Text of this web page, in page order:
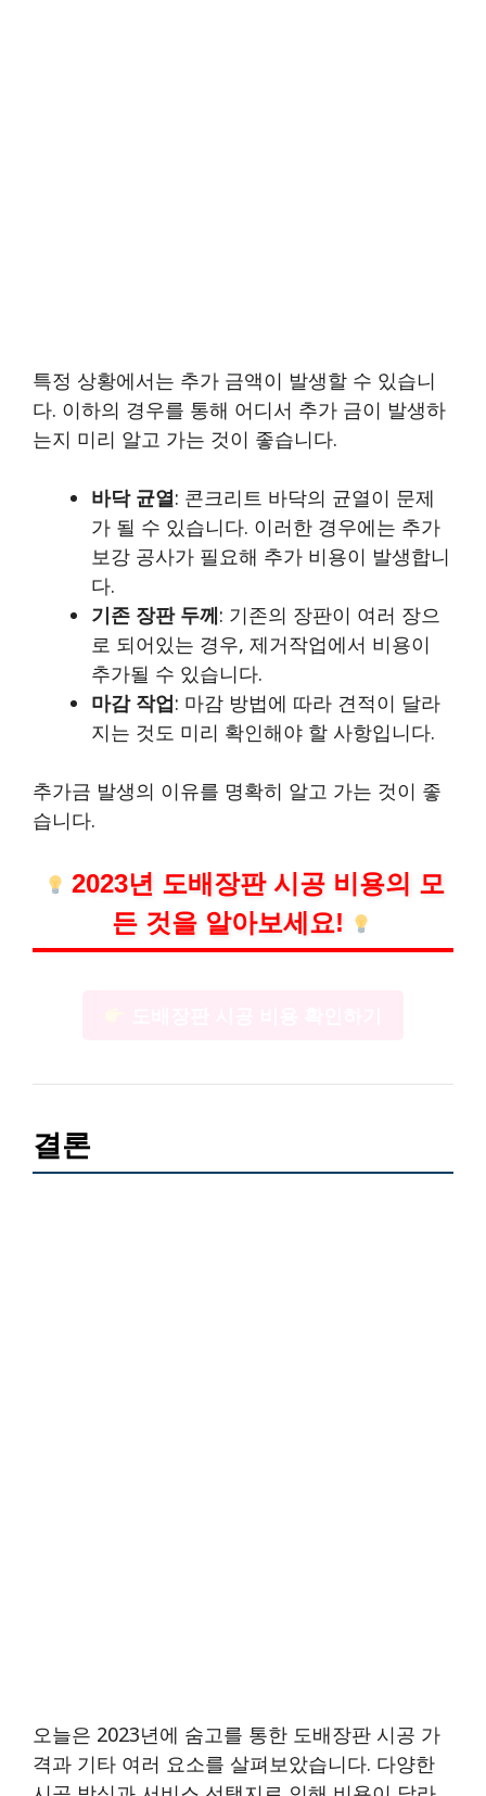
특정 상황에서는 추가 금액이 발생할 수 있습니
다. 이하의 경우를 통해 어디서 추가 금이 발생하
는지 미리 알고 가는 것이 좋습니다.
바닥 균열: 콘크리트 바닥의 균열이 문제
가 될 수 있습니다. 이러한 경우에는 추가
보강 공사가 필요해 추가 비용이 발생합니
다.
기존 장판 두께: 기존의 장판이 여러 장으
로 되어있는 경우, 제거작업에서 비용이
추가될 수 있습니다.
마감 작업: 마감 방법에 따라 견적이 달라
지는 것도 미리 확인해야 할 사항입니다.
추가금 발생의 이유를 명확히 알고 가는 것이 좋
습니다.
2023년 도배장판 시공 비용의 모
든 것을 알아보세요!
결론
오늘은 2023년에 숨고를 통한 도배장판 시공 가
격과 기타 여러 요소를 살펴보았습니다. 다양한